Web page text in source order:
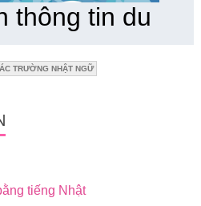
TRƯỜNG NHẬT NGỮ
tiếng Nhật